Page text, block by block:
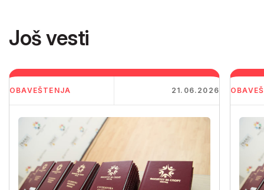
Još vesti
OBAVEŠTENJA 21.06.2026